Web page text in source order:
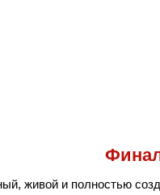
живой и полностью